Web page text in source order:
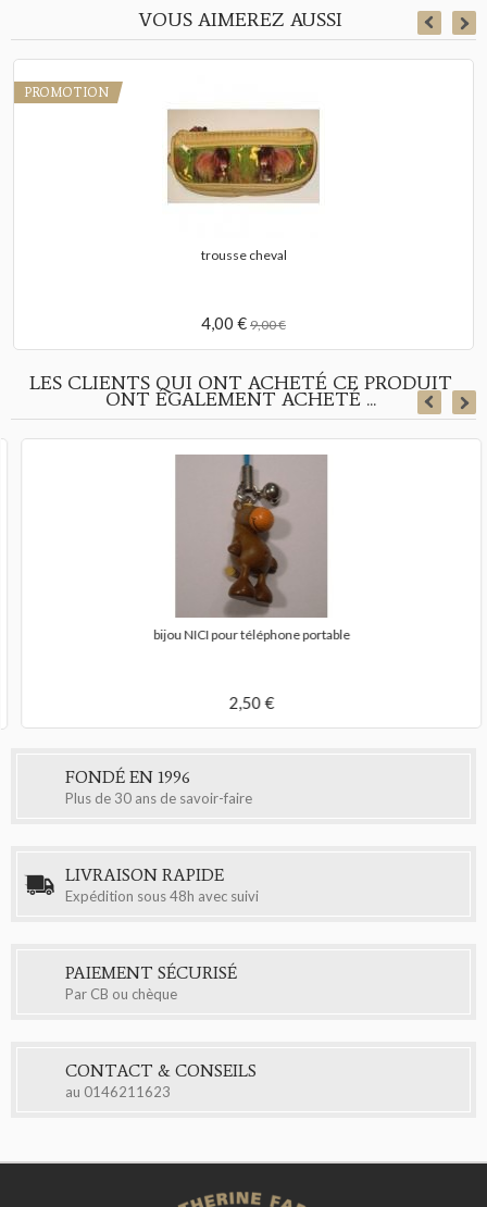
VOUS AIMEREZ AUSSI
PROMOTION
trousse cheval
4,00 € 9,00 €
LES CLIENTS QUI ONT ACHETÉ CE PRODUIT
ONT ÉGALEMENT ACHETÉ ...
bijou NICI pour téléphone portable
2,50 €
FONDÉ EN 1996
Plus de 30 ans de savoir-faire
LIVRAISON RAPIDE
Expédition sous 48h avec suivi
PAIEMENT SÉCURISÉ
Par CB ou chèque
CONTACT & CONSEILS
au 0146211623